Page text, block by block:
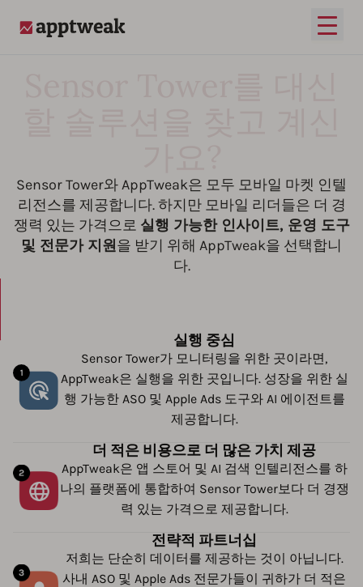
메인
Sensor Tower와 AppTweak은 모두 모바일 마켓 인텔
리전스를 제공합니다. 하지만 모바일 리더들은 더 경
쟁력 있는 가격으로 실행 가능한 인사이트, 운영 도구
및 전문가 지원을 받기 위해 AppTweak을 선택합니
다.
실행 중심
Sensor Tower가 모니터링을 위한 곳이라면,
AppTweak은 실행을 위한 곳입니다. 성장을 위한 실
행 가능한 ASO 및 Apple Ads 도구와 AI 에이전트를
제공합니다.
더 적은 비용으로 더 많은 가치 제공
AppTweak은 앱 스토어 및 AI 검색 인텔리전스를 하
나의 플랫폼에 통합하여 Sensor Tower보다 더 경쟁
력 있는 가격으로 제공합니다.
전략적 파트너십
저희는 단순히 데이터를 제공하는 것이 아닙니다.
사내 ASO 및 Apple Ads 전문가들이 귀하가 더 적은